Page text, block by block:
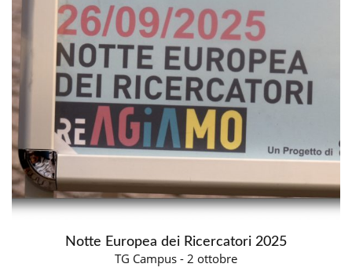
Notte Europea dei Ricercatori 2025
TG Campus - 2 ottobre